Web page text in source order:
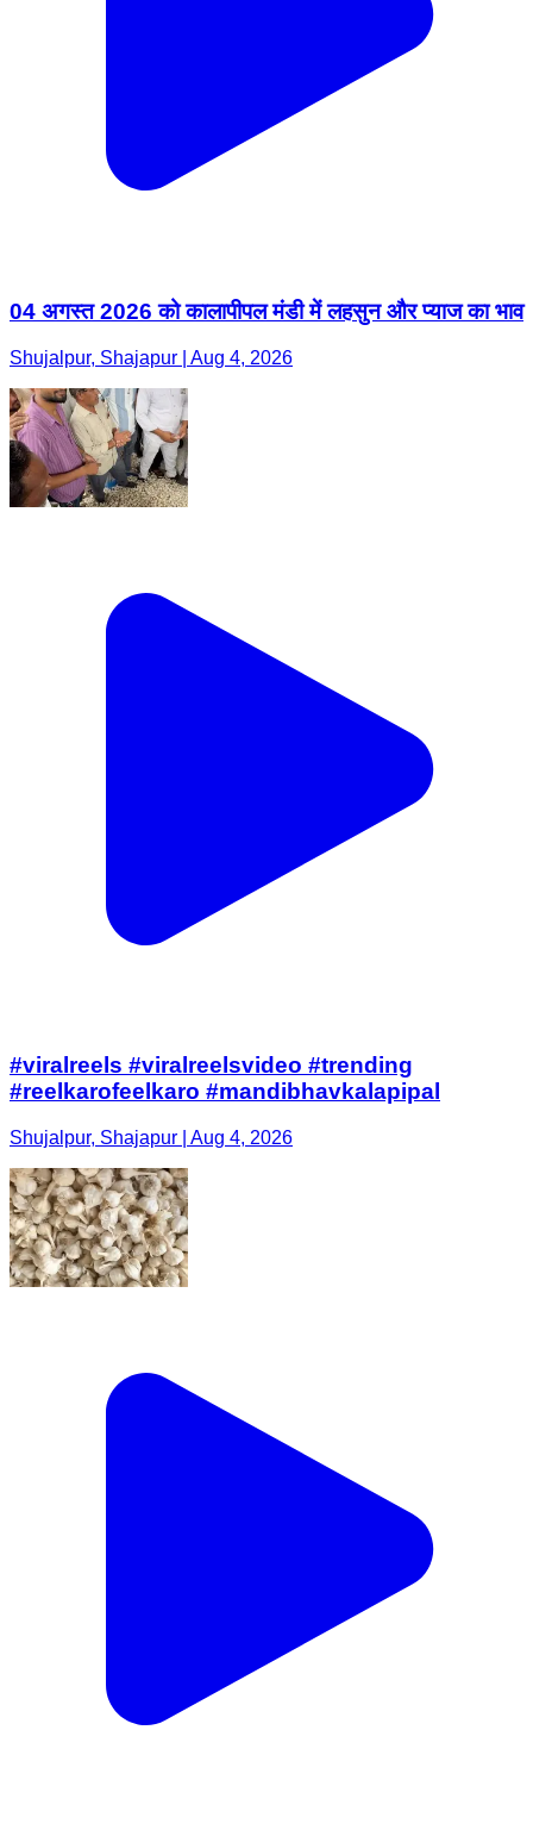
04 अगस्त 2026 को कालापीपल मंडी में लहसुन और प्याज का भाव
Shujalpur, Shajapur | Aug 4, 2026
#viralreels #viralreelsvideo #trending
#reelkarofeelkaro #mandibhavkalapipal
Shujalpur, Shajapur | Aug 4, 2026